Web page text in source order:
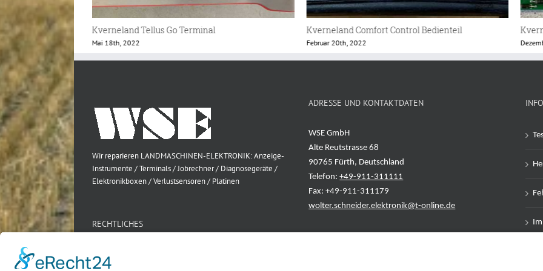
Kverneland Comfort Control Bedienteil
Februar 20th, 2022
Kverneland Steuerung UN7655
Dezember 28th, 2021
Wir reparieren LANDMASCHINEN-ELEKTRONIK: Anzeige-
Instrumente / Terminals / Jobrechner / Diagnosegeräte /
Elektronikboxen / Verlustsensoren / Platinen
RECHTLICHES
Impressum
ADRESSE UND KONTAKTDATEN
WSE GmbH
Alte Reutstrasse 68
90765 Fürth, Deutschland
Telefon:+49-911-311111
Fax: +49-911-311179
wolter.schneider.elektronik@t-online.de